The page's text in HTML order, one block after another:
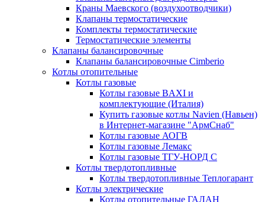
Краны Маевского (воздухоотводчики)
Клапаны термостатические
Комплекты термостатические
Термостатические элементы
Клапаны балансировочные
Клапаны балансировочные Cimberio
Котлы отопительные
Котлы газовые
Котлы газовые BAXI и
комплектующие (Италия)
Купить газовые котлы Navien (Навьен)
в Интернет-магазине "АрмСнаб"
Котлы газовые АОГВ
Котлы газовые Лемакс
Котлы газовые ТГУ-НОРД С
Котлы твердотопливные
Котлы твердотопливные Теплогарант
Котлы электрические
Котлы отопительные ГАЛАН